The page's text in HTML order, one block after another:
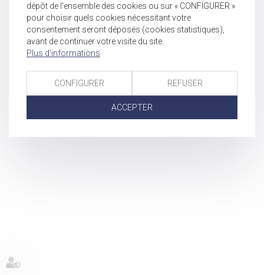
dépôt de l'ensemble des cookies ou sur « CONFIGURER »
pour choisir quels cookies nécessitant votre
consentement seront déposés (cookies statistiques),
avant de continuer votre visite du site.
Plus d'informations
CONFIGURER REFUSER
ACCEPTER